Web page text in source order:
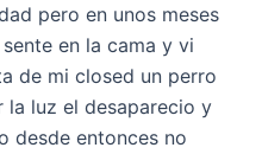
pero en unos meses
en la cama y vi
de mi closed un perro
la luz el desaparecio y
desde entonces no